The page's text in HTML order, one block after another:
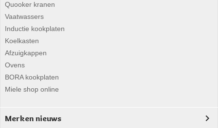
Quooker kranen
Vaatwassers
Inductie kookplaten
Koelkasten
Afzuigkappen
Ovens
BORA kookplaten
Miele shop online
Merken nieuws